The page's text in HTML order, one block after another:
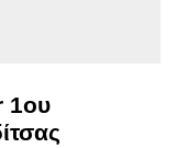
1ου